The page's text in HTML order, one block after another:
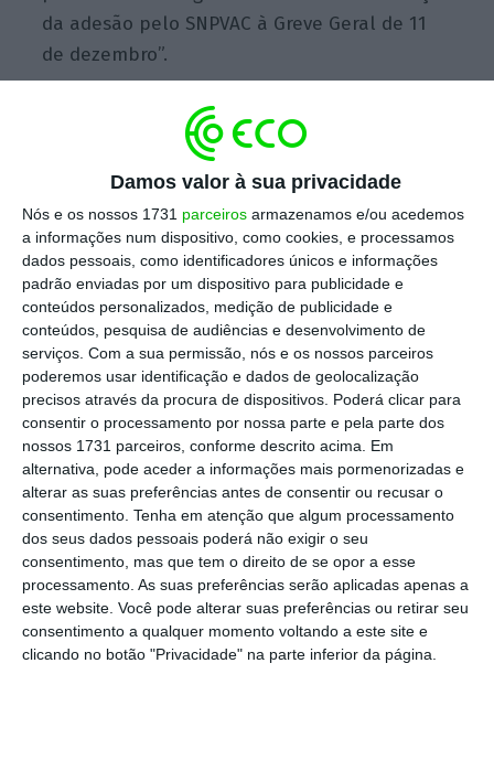
Damos valor à sua privacidade
Nós e os nossos 1731 parceiros armazenamos e/ou acedemos
a informações num dispositivo, como cookies, e processamos
dados pessoais, como identificadores únicos e informações
padrão enviadas por um dispositivo para publicidade e
conteúdos personalizados, medição de publicidade e
conteúdos, pesquisa de audiências e desenvolvimento de
serviços. Com a sua permissão, nós e os nossos parceiros
poderemos usar identificação e dados de geolocalização
precisos através da procura de dispositivos. Poderá clicar para
consentir o processamento por nossa parte e pela parte dos
nossos 1731 parceiros, conforme descrito acima. Em
alternativa, pode aceder a informações mais pormenorizadas e
alterar as suas preferências antes de consentir ou recusar o
consentimento. Tenha em atenção que algum processamento
dos seus dados pessoais poderá não exigir o seu
consentimento, mas que tem o direito de se opor a esse
processamento. As suas preferências serão aplicadas apenas a
este website. Você pode alterar suas preferências ou retirar seu
consentimento a qualquer momento voltando a este site e
clicando no botão "Privacidade" na parte inferior da página.
da adesão pelo SNPVAC à Greve Geral de 11
de dezembro”.
direção do sindicato, liderada por Ricardo
Penarróias, divulgou esta quarta-feira de
manhã um comunicado onde
adesão à grevecontra as alterações à
legislação do trabalho propostas pelo
Executivo. “Este pacote é umretrocesso
civilizacional sem precedentese que nem
sequer está alinhado com as economias que
este governo tem como referência”, considera.
“O momento exige consciência social de forma
a combater este ataque sem precedentes ao
movimento sindical, às convenções coletivas e
à proteção familiarque terá impacto não só
nesta geração como nas futuras”, diz também
o comunicado, que acrescenta que “o
Governo não está a reformar o Código do
Trabalho — está a testar o país”.Além da TAP,